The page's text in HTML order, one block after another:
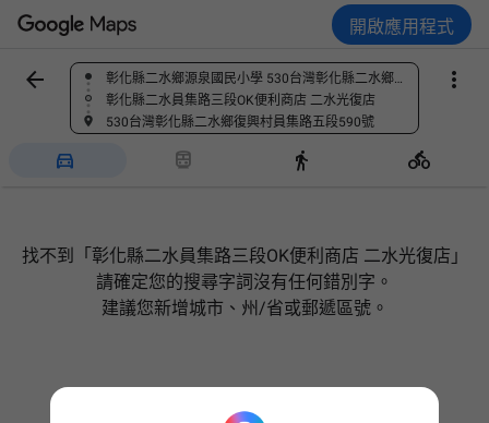
開啟應用程式
 尋找地點

彰化縣二水鄉源泉國民小學 530台灣彰化縣二水鄉大園村員集路二段316號
彰化縣二水員集路三段OK便利商店 二水光復店
530台灣彰化縣二水鄉復興村員集路五段590號

   
找不到「彰化縣二水員集路三段OK便利商店 二水光復店」
請確定您的搜尋字詞沒有任何錯別字。
建議您新增城市、州/省或郵遞區號。